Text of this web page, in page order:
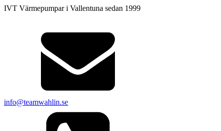
IVT Värmepumpar i Vallentuna sedan 1999
info@teamwahlin.se